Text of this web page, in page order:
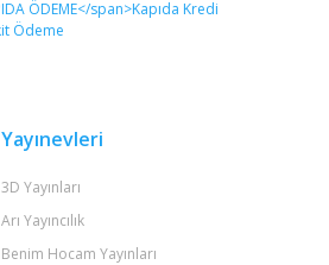
Yayınevleri
3D Yayınları
Arı Yayıncılık
Benim Hocam Yayınları